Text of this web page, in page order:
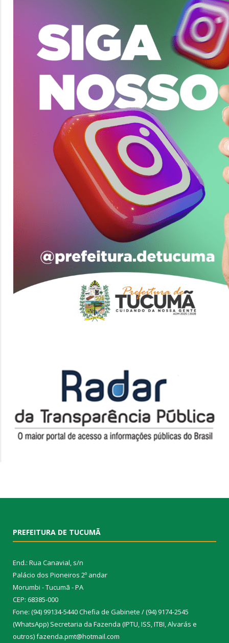
PREFEITURA DE TUCUMÃ
End.: Rua Canavial, s/n
Palácio dos Pioneiros 2º andar
Morumbi - Tucumã - PA
CEP: 68385-000
Fone: (94) 99134-5440 Chefia de Gabinete / (94) 9174-2545
(WhatsApp) Secretaria da Fazenda (IPTU, ISS, ITBI, Alvarás e
outros) fazenda.pmt@hotmail.com